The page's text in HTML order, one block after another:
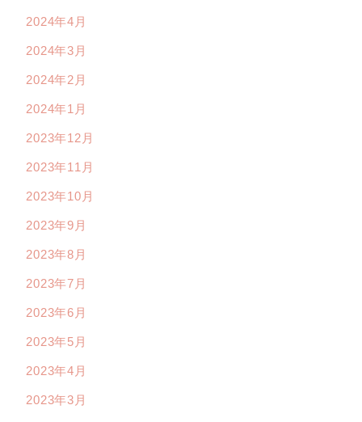
2024年4月
2024年3月
2024年2月
2024年1月
2023年12月
2023年11月
2023年10月
2023年9月
2023年8月
2023年7月
2023年6月
2023年5月
2023年4月
2023年3月